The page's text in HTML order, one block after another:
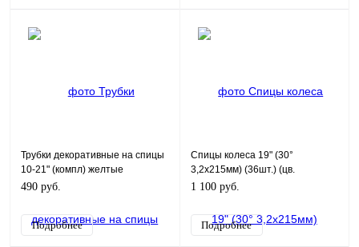
Трубки декоративные на спицы
10-21" (компл) желтые
490 руб.
Подробнее
Спицы колеса 19" (30°
3,2х215мм) (36шт.) (цв.
серебро) KAYO T2
1 100 руб.
Подробнее